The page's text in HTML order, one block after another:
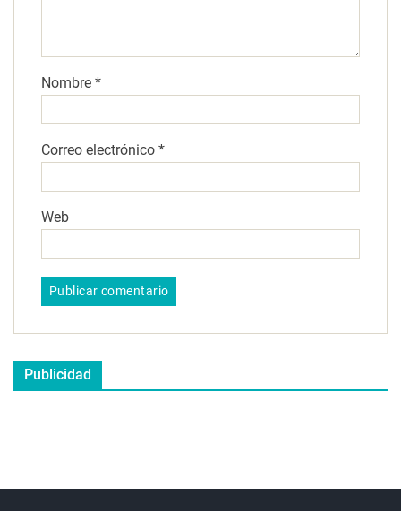
Nombre *
Correo electrónico *
Web
Publicidad